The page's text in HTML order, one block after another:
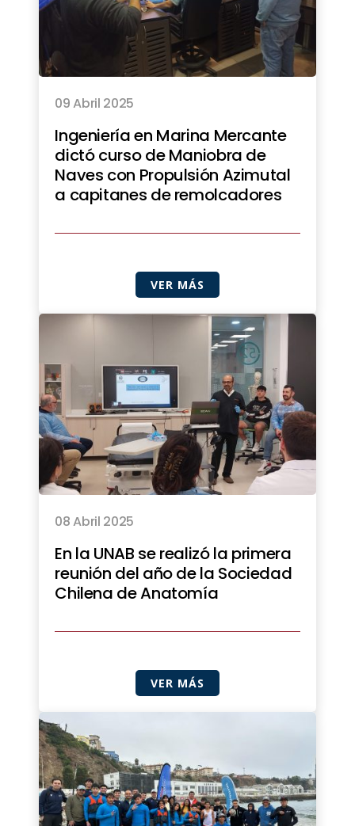
09 Abril 2025
Ingeniería en Marina Mercante
dictó curso de Maniobra de
Naves con Propulsión Azimutal
a capitanes de remolcadores
VER MÁS
08 Abril 2025
En la UNAB se realizó la primera
reunión del año de la Sociedad
Chilena de Anatomía
VER MÁS